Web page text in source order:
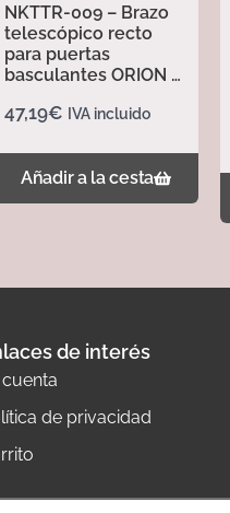
NKTTR-009 – Brazo
telescópico recto
para puertas
basculantes ORION –
47,19€ IVA incluido
Añadir a la cesta
de interés
cuenta
de privacidad